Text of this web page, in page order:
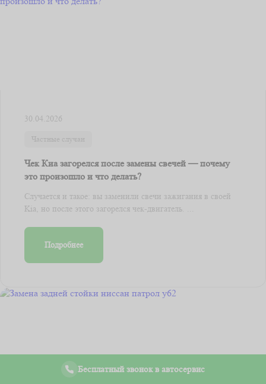
30.04.2026
Частные случаи
Чек Киа загорелся после замены свечей — почему
это произошло и что делать?
Случается и такое: вы заменили свечи зажигания в своей
Kia, но после этого загорелся чек-двигатель. ...
Подробнее
Бесплатный звонок в автосервис